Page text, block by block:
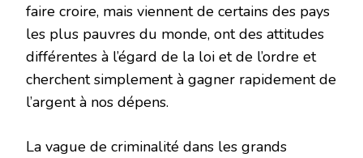
faire croire, mais viennent de certains des pays
les plus pauvres du monde, ont des attitudes
différentes à l’égard de la loi et de l’ordre et
cherchent simplement à gagner rapidement de
l’argent à nos dépens.
La vague de criminalité dans les grands